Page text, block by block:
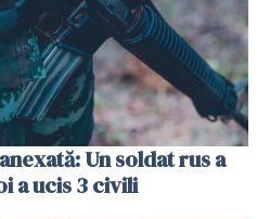
Un soldat rus a
a ucis 3 civili